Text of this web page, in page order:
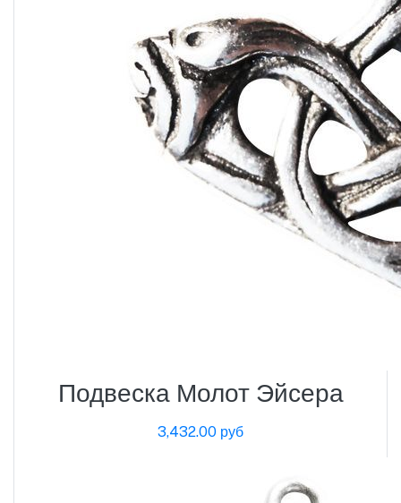
Подвеска Молот Эйсера
3,432.00 руб